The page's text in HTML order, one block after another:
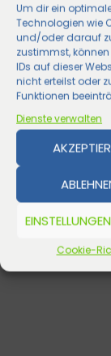
Um dir ein
Technologien wie
und/oder darauf
zustimmst,
IDs auf dieser
nicht erteilst oder
Funktionen
Dienste verwalten
Cookie-